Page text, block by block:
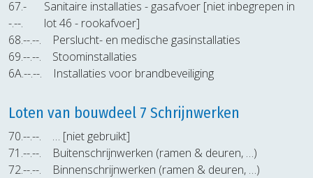
67.-
-.--.
Sanitaire installaties - gasafvoer [niet inbegrepen in
lot 46 - rookafvoer]
68.--.--.
Perslucht- en medische gasinstallaties
69.--.--.
Stoominstallaties
6A.--.--.
Installaties voor brandbeveiliging
Loten van bouwdeel 7 Schrijnwerken
70.--.--.
… [niet gebruikt]
71.--.--.
Buitenschrijnwerken (ramen & deuren, …)
72.--.--.
Binnenschrijnwerken (ramen & deuren, …)